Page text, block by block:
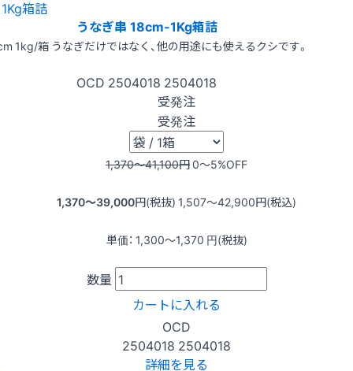
うなぎ串 18cm-1Kg箱詰
1kg/箱 うなぎだけではなく、他の用途にも使えるクシです。
OCD 2504018 2504018
受発注
受発注
1,370〜41,100円0〜5%OFF
1,370〜39,000円(税抜) 1,507〜42,900円(税込)
単価： 1,300〜1,370 円(税抜)
数量
カートに入れる
OCD
2504018 2504018
詳細を見る